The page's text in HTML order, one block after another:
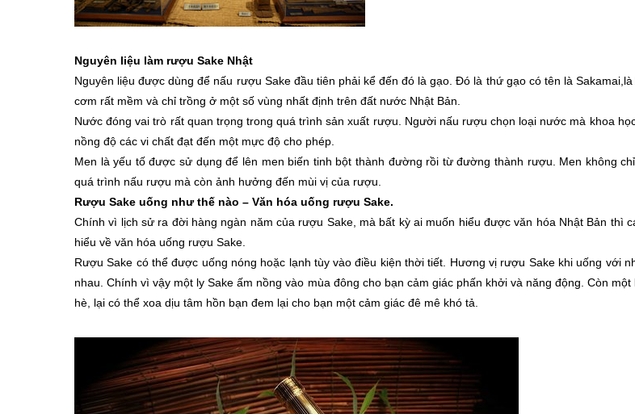
Nguyên liệu làm rượu Sake Nhật
Nguyên liệu được dùng để nấu rượu Sake đầu tiên phải kể đến đó là gạo. Đó là thứ gạo có tên là
cơm rất mềm và chỉ trồng ở một số vùng nhất định trên đất nước Nhật Bản.
Nước đóng vai trò rất quan trọng trong quá trình sản xuất rượu. Người nấu rượu chọn loại nước mà khoa
nồng độ các vi chất đạt đến một mực độ cho phép.
Men là yếu tố được sử dụng để lên men biến tinh bột thành đường rồi từ đường thành rượu. Men không
quá trình nấu rượu mà còn ảnh hưởng đến mùi vị của rượu.
Rượu Sake uống như thế nào – Văn hóa uống rượu Sake.
Chính vì lịch sử ra đời hàng ngàn năm của rượu Sake, mà bất kỳ ai muốn hiểu được văn hóa Nhật Bản thì
hiểu về văn hóa uống rượu Sake.
Rượu Sake có thể được uống nóng hoặc lạnh tùy vào điều kiện thời tiết. Hương vị rượu Sake khi uống với
nhau. Chính vì vậy một ly Sake ấm nồng vào mùa đông cho bạn cảm giác phấn khởi và năng động. Còn
hè, lại có thể xoa dịu tâm hồn bạn đem lại cho bạn một cảm giác đê mê khó tả.